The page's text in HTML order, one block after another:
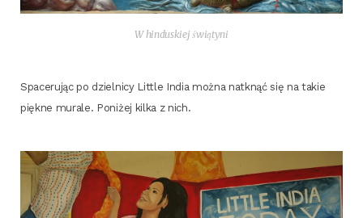
W hin­du­skiej świątyni
Spa­ce­ru­jąc po dziel­ni­cy Lit­tle India moż­na natknąć się na takie
pięk­ne mura­le. Poni­żej kil­ka z nich.